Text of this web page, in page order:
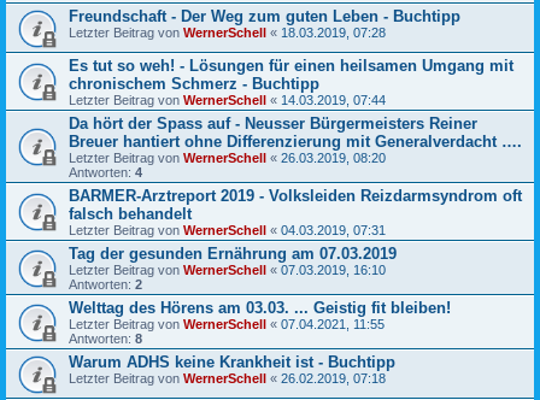
Freundschaft - Der Weg zum guten Leben - Buchtipp
Letzter Beitrag von WernerSchell « 18.03.2019, 07:28
Es tut so weh! - Lösungen für einen heilsamen Umgang mit
chronischem Schmerz - Buchtipp
Letzter Beitrag von WernerSchell « 14.03.2019, 07:44
Da hört der Spass auf - Neusser Bürgermeisters Reiner
Breuer hantiert ohne Differenzierung mit Generalverdacht ….
Letzter Beitrag von WernerSchell « 26.03.2019, 08:20
Antworten: 4
BARMER-Arztreport 2019 - Volksleiden Reizdarmsyndrom oft
falsch behandelt
Letzter Beitrag von WernerSchell « 04.03.2019, 07:31
Tag der gesunden Ernährung am 07.03.2019
Letzter Beitrag von WernerSchell « 07.03.2019, 16:10
Antworten: 2
Welttag des Hörens am 03.03. ... Geistig fit bleiben!
Letzter Beitrag von WernerSchell « 07.04.2021, 11:55
Antworten: 8
Warum ADHS keine Krankheit ist - Buchtipp
Letzter Beitrag von WernerSchell « 26.02.2019, 07:18